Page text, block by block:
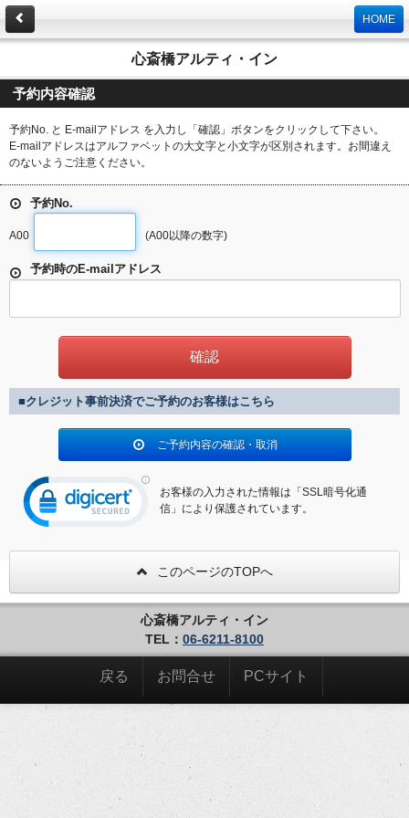
HOME
心斎橋アルティ・イン
予約内容確認
予約No. と E-mailアドレス を入力し「確認」ボタンをクリックして下さい。
E-mailアドレスはアルファベットの大文字と小文字が区別されます。お間違え
のないようご注意ください。
予約No.
A00 (A00以降の数字)
予約時のE-mailアドレス
■クレジット事前決済でご予約のお客様はこちら
ご予約内容の確認・取消
お客様の入力された情報は「SSL暗号化通
信」により保護されています。
このページのTOPへ
心斎橋アルティ・イン
TEL： 06-6211-8100
戻る お問合せ PCサイト